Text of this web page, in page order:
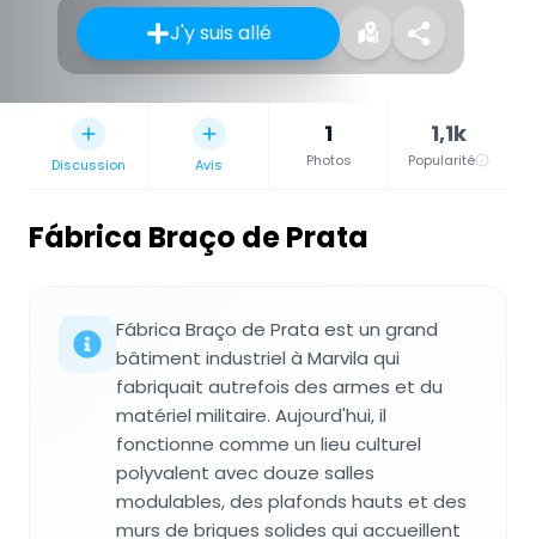
J'y suis allé
Discussion Avis
1
Photos
1,1k
Popularité
Fábrica Braço de Prata
Fábrica Braço de Prata est un grand
bâtiment industriel à Marvila qui
fabriquait autrefois des armes et du
matériel militaire. Aujourd'hui, il
fonctionne comme un lieu culturel
polyvalent avec douze salles
modulables, des plafonds hauts et des
murs de briques solides qui accueillent